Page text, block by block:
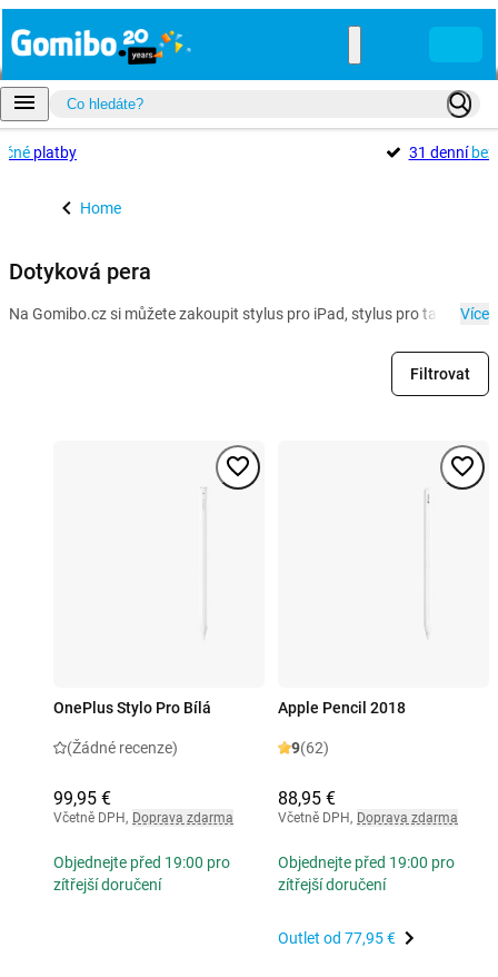
platby 31 denní
Home
Dotyková pera
Na Gomibo.cz si můžete zakoupit stylus pro iPad, stylus pro tabletVíce
Filtrovat
OnePlus Stylo Pro Bílá
(Žádné recenze)
99,95 €
Včetně DPH, Doprava zdarma
Objednejte před 19:00 pro
zítřejší doručení
Apple Pencil 2018
9(62)
88,95 €
Včetně DPH, Doprava zdarma
Objednejte před 19:00 pro
zítřejší doručení
Outlet od 77,95 €